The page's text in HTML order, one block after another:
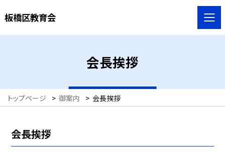
板橋区教育会
会長挨拶
トップページ > 御案内 > 会長挨拶
会長挨拶